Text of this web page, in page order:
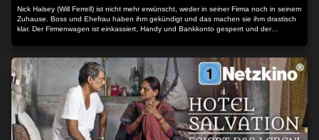
Nick Halsey (Will Ferrell) ist nicht mehr erwünscht, weder in seiner Firma noch in seinem
Zuhause. Boss und Ehefrau haben ihm gekündigt und das machen sie ihm drastisch
klar. Der Firmenwagen ist einkassiert, Handy und Bankkonto gesperrt und der
schleichen, entscheidet sich Nick für öffentlich gelebtes Scheitern. Mit einigen
Sixpacks Bier versorgt lässt er sich in seinem Lieblingssessel vor dem Haus nieder und
eröffnet den Flohmarkt seines alten Lebens. Weg mit dem ganzen Ballast - alles muss
raus.